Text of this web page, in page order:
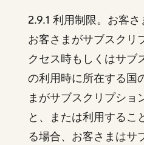
2.9.1 利用制限。お客
お客さまがサブスクリ
クセス時もしくはサブ
の利用時に所在する国
まがサブスクリプショ
と、または利用するこ
る場合、お客さまはサ